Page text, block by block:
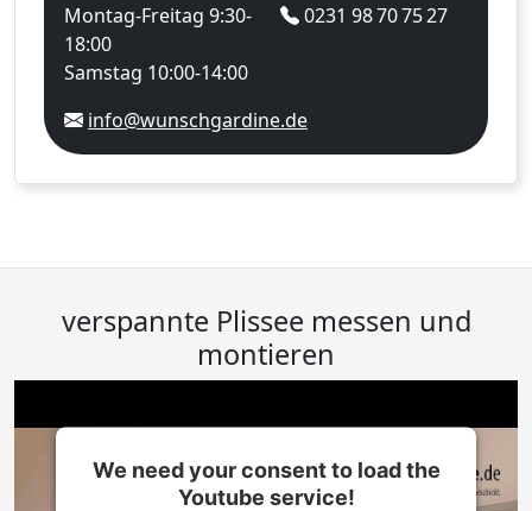
Montag-Freitag 9:30-
18:00
Samstag 10:00-14:00
0231 98 70 75 27
info@wunschgardine.de
verspannte Plissee messen und
montieren
We need your consent to load the
Youtube service!